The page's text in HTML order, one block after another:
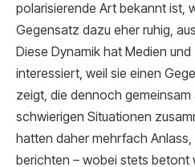
polarisierende Art bekannt ist,
Gegensatz dazu eher ruhig,
Diese Dynamik hat Medien
interessiert, weil sie einen
zeigt, die dennoch gemeinsam
schwierigen Situationen
hatten daher mehrfach
berichten – wobei stets betont